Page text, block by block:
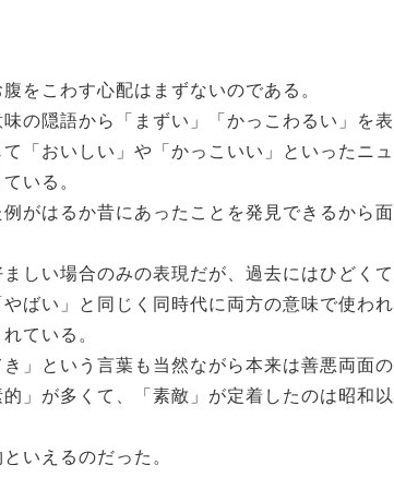
をこわす心配はまずないのである。
の隠語から「まずい」「かっこわるい」を表
「おいしい」や「かっこいい」といったニュ
いる。
がはるか昔にあったことを発見できるから面
しい場合のみの表現だが、過去にはひどくて
ばい」と同じく同時代に両方の意味で使われ
ている。
」という言葉も当然ながら本来は善悪両面の
」が多くて、「素敵」が定着したのは昭和以
いえるのだった。